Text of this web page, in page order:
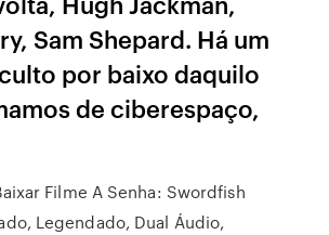
Sam Shepard. Há um
por baixo daquilo
de ciberespaço,
Filme A Senha: Swordfish
Legendado, Dual Áudio,